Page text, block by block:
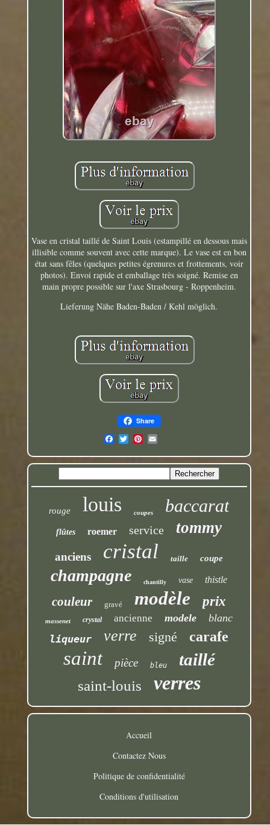
Vase en cristal taillé de Saint Louis (estampillé en dessous mais
illisible comme souvent avec cette marque). Le vase est en bon
état sans fêles (quelques petites égrenures et frottements, voir
photos). Envoi rapide et emballage très soigné. Remise en
main propre possible sur l'axe Strasbourg - Roppenheim.
Lieferung Nähe Baden-Baden / Kehl möglich.
Share
rouge louis coupes baccarat
flûtes roemer service tommy
anciens cristal taille coupe
champagne chantilly vase thistle
couleur gravé modèle prix
massenet crystal ancienne modele
blanc
liqueur
verre signé carafe
saint pièce bleu taillé
saint-louis verres
Accueil
Contactez Nous
Politique de confidentialité
Conditions d'utilisation